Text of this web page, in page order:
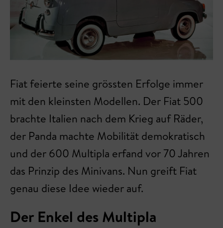
Fiat feierte seine grössten Erfolge immer
mit den kleinsten Modellen. Der Fiat 500
brachte Italien nach dem Krieg auf Räder,
der Panda machte Mobilität demokratisch
und der 600 Multipla erfand vor 70 Jahren
das Prinzip des Minivans. Nun greift Fiat
genau diese Idee wieder auf.
Der Enkel des Multipla